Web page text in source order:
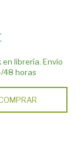
en librería. Envío
48 horas